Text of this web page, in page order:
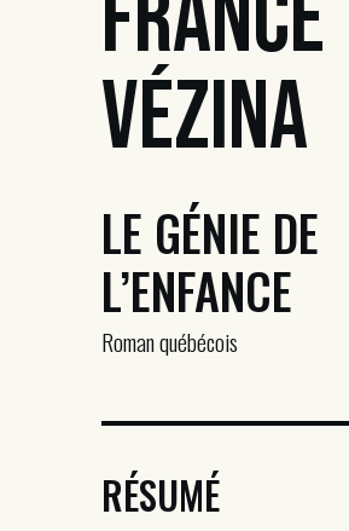
Vézina
LE GÉNIE DE
L’ENFANCE
Roman québécois
RÉSUMÉ